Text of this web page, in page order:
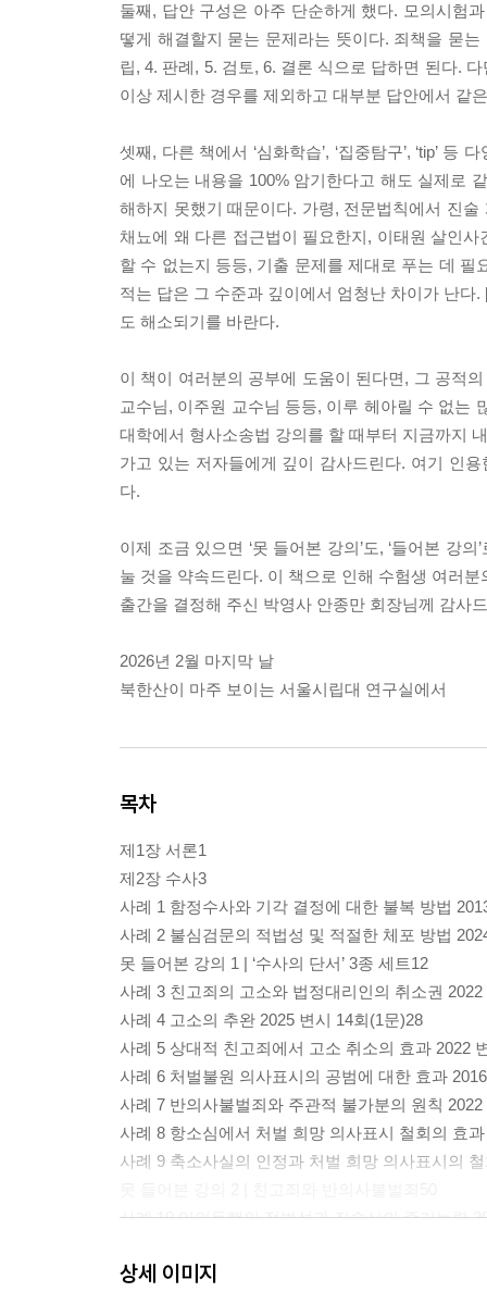
둘째, 답안 구성은 아주 단순하게 했다. 모의시험
떻게 해결할지 묻는 문제라는 뜻이다. 죄책을 묻
립, 4. 판례, 5. 검토, 6. 결론 식으로 답하면 된다.
이상 제시한 경우를 제외하고 대부분 답안에서 같
셋째, 다른 책에서 ‘심화학습’, ‘집중탐구’, ‘tip’
에 나오는 내용을 100% 암기한다고 해도 실제로
해하지 못했기 때문이다. 가령, 전문법칙에서 진
채뇨에 왜 다른 접근법이 필요한지, 이태원 살인
할 수 없는지 등등, 기출 문제를 제대로 푸는 데
적는 답은 그 수준과 깊이에서 엄청난 차이가 난
도 해소되기를 바란다.
이 책이 여러분의 공부에 도움이 된다면, 그 공적
교수님, 이주원 교수님 등등, 이루 헤아릴 수 없는
대학에서 형사소송법 강의를 할 때부터 지금까지
가고 있는 저자들에게 깊이 감사드린다. 여기 인
다.
이제 조금 있으면 ‘못 들어본 강의’도, ‘들어본 강
눌 것을 약속드린다. 이 책으로 인해 수험생 여러
출간을 결정해 주신 박영사 안종만 회장님께 감사
2026년 2월 마지막 날
북한산이 마주 보이는 서울시립대 연구실에서
목차
제1장 서론1
제2장 수사3
사례 1 함정수사와 기각 결정에 대한 불복 방법
사례 2 불심검문의 적법성 및 적절한 체포 방법
못 들어본 강의 1 | ‘수사의 단서’ 3종 세트12
사례 3 친고죄의 고소와 법정대리인의 취소권
사례 4 고소의 추완 2025 변시 14회(1문)28
사례 5 상대적 친고죄에서 고소 취소의 효과 2022
사례 6 처벌불원 의사표시의 공범에 대한 효과
사례 7 반의사불벌죄와 주관적 불가분의 원칙
사례 8 항소심에서 처벌 희망 의사표시 철회의 효
사례 9 축소사실의 인정과 처벌 희망 의사표시의
사례 10 임의동행의 적법성과 진술서의 증거능력
못 들어본 강의 3 | 피의자신문은 강제수사일까?62
상세 이미지